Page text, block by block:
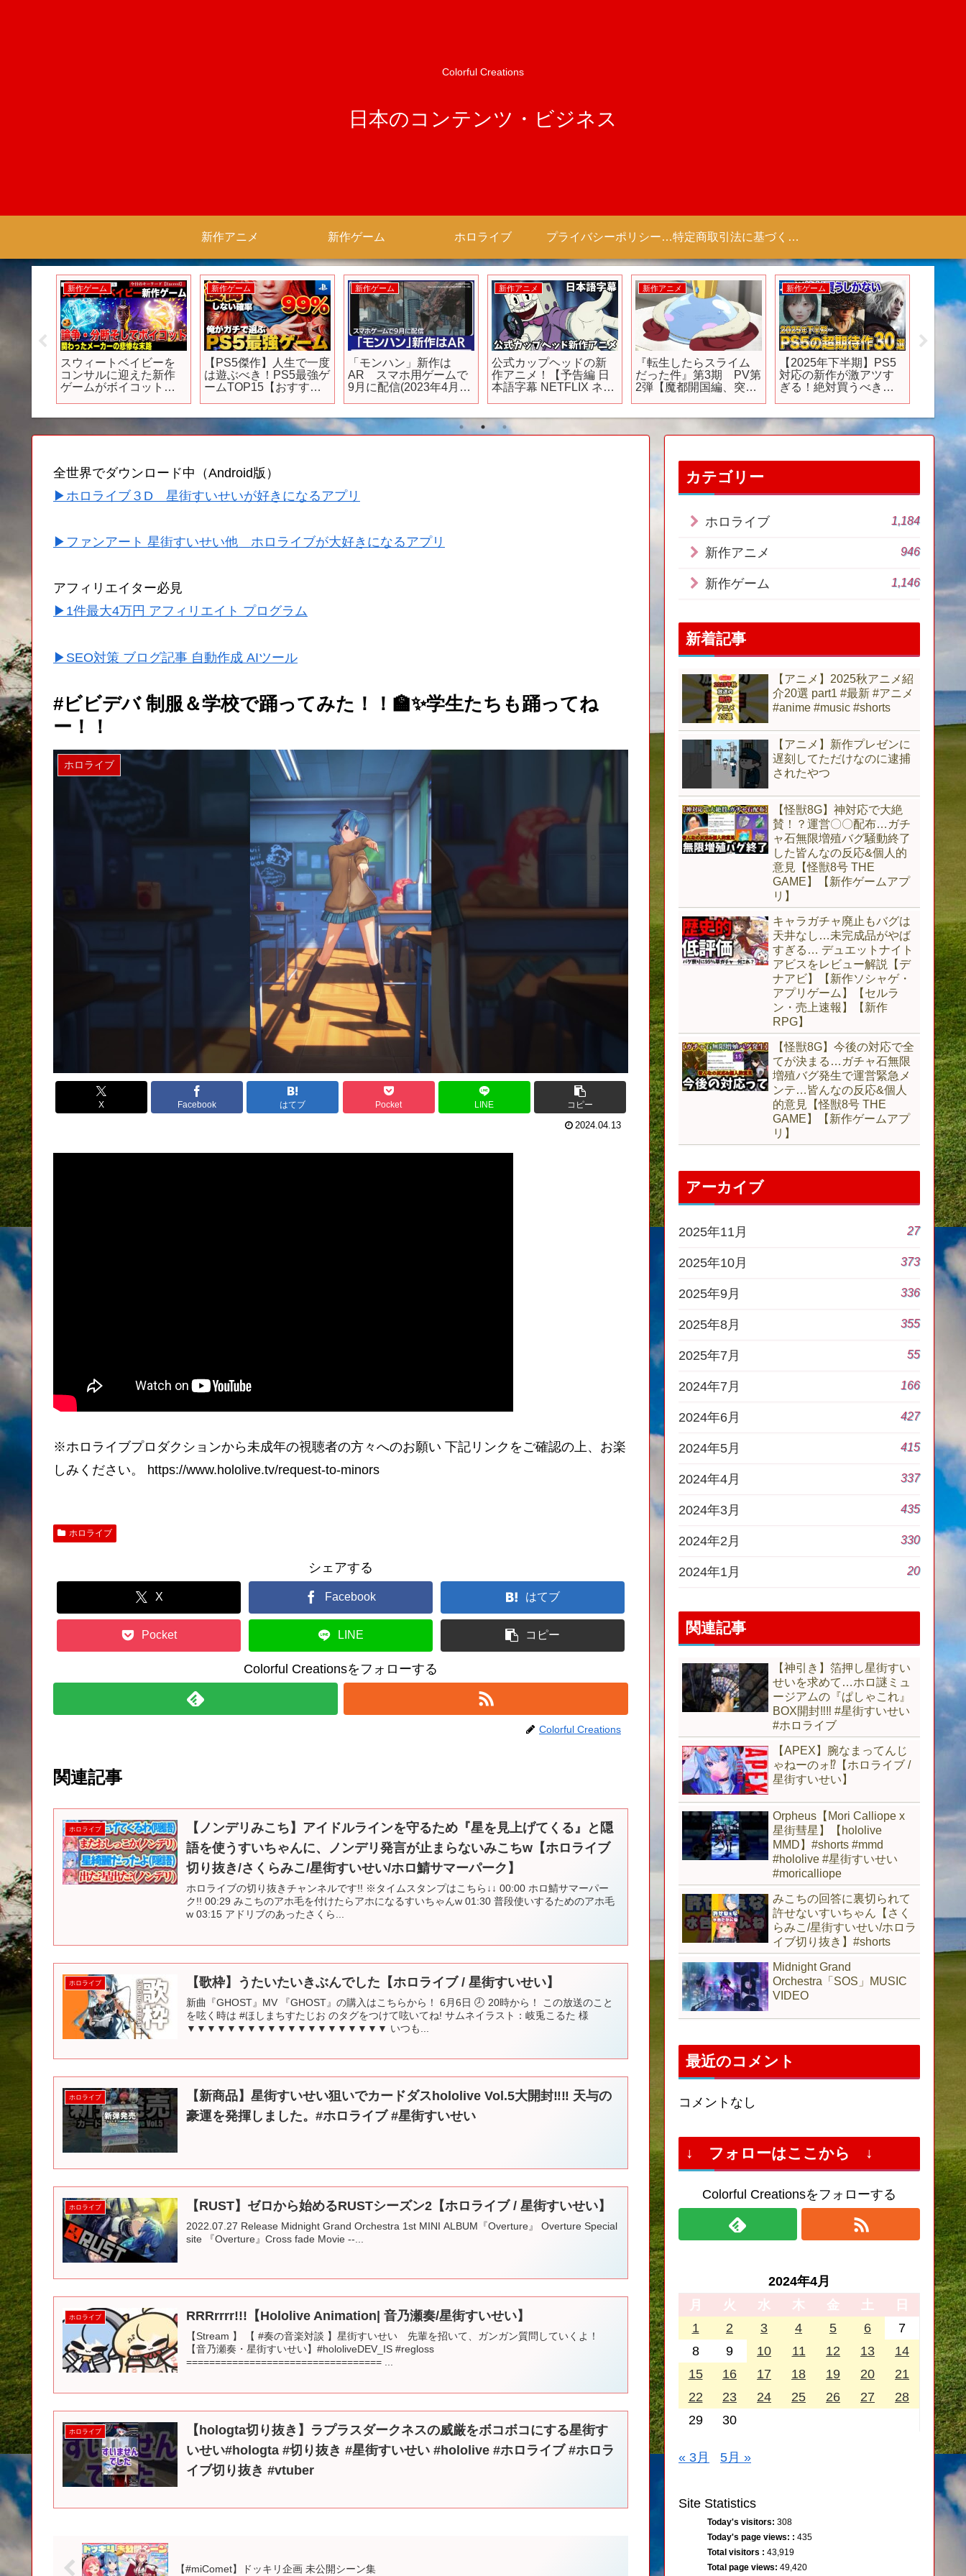
Colorful Creations
日本のコンテンツ・ビジネス
新作アニメ 新作ゲーム ホロライブ プライバシーポリシー 【Colorful Creation】 特定商取引法に基づく表記（商取引に関する開示）
新作ゲーム
スウィートベイビーを
コンサルに迎えた新作
ゲームがボイコットさ
と！過去には残念な最
後を迎えた会社
新作ゲーム
【PS5傑作】人生で一度
は遊ぶべき！PS5最強ゲ
ームTOP15【おすすめ
新作ゲーム
「モンハン」新作は
AR スマホ用ゲームで
9月に配信(2023年4月18
新作アニメ
公式カップヘッドの新
作アニメ！【予告編 日
本語字幕 NETFLIX ネッ
新作アニメ
『転生したらスライム
だった件』第3期 PV第
2弾【魔都開国編、突
新作ゲーム
【2025年下半期】PS5
対応の新作が激アツす
ぎる！絶対買うべき期
【最恐
ム】
全世界でダウンロード中（Android版）
▶ホロライブ３D 星街すいせいが好きになるアプリ
▶ファンアート 星街すいせい他 ホロライブが大好きになるアプリ
アフィリエイター必見
▶1件最大4万円 アフィリエイト プログラム
▶SEO対策 ブログ記事 自動作成 AIツール
#ビビデバ 制服＆学校で踊ってみた！！🏫✨学生たちも踊ってね
ー！！
ホロライブ
X Facebook はてブ Pocket LINE コピー
2024.04.13
※ホロライブプロダクションから未成年の視聴者の方々へのお願い 下記リンクをご確認の上、お楽
しみください。 https://www.hololive.tv/request-to-minors
ホロライブ
シェアする
X Facebook はてブ
Pocket LINE コピー
Colorful Creationsをフォローする
Colorful Creations
関連記事
ホロライブ
【ノンデリみこち】アイドルラインを守るため『星を見上げてくる』と隠
語を使うすいちゃんに、ノンデリ発言が止まらないみこちw【ホロライブ
切り抜き/さくらみこ/星街すいせい/ホロ鯖サマーパーク】
ホロライブの切り抜きチャンネルです!! ※タイムスタンプはこちら↓↓ 00:00 ホロ鯖サマーパー
ク!! 00:29 みこちのアホ毛を付けたらアホになるすいちゃんw 01:30 普段使いするためのアホ毛
w 03:15 アドリブのあったさくら...
ホロライブ 【歌枠】うたいたいきぶんでした【ホロライブ / 星街すいせい】
新曲『GHOST』MV 『GHOST』の購入はこちらから！ 6月6日 🕗 20時から！ この放送のこと
を呟く時は #ほしまちすたじお のタグをつけて呟いてね! サムネイラスト：岐兎こるた 様
▼▼▼▼▼▼▼▼▼▼▼▼▼▼▼▼▼▼▼▼ いつも...
ホロライブ
【新商品】星街すいせい狙いでカードダスhololive Vol.5大開封‼︎‼︎ 天与の
豪運を発揮しました。#ホロライブ #星街すいせい
ホロライブ 【RUST】ゼロから始めるRUSTシーズン2【ホロライブ / 星街すいせい】
2022.07.27 Release Midnight Grand Orchestra 1st MINI ALBUM『Overture』 Overture Special
site 『Overture』Cross fade Movie --...
ホロライブ RRRrrrr!!!【Hololive Animation| 音乃瀬奏/星街すいせい】
【Stream 】 【 #奏の音楽対談 】星街すいせい 先輩を招いて、ガンガン質問していくよ！
【音乃瀬奏・星街すいせい】#hololiveDEV_IS #regloss
================================== ...
ホロライブ
【hologta切り抜き】ラプラスダークネスの威厳をボコボコにする星街す
いせい#hologta #切り抜き #星街すいせい #hololive #ホロライブ #ホロラ
イブ切り抜き #vtuber
【#miComet】ドッキリ企画 未公開シーン集
カテゴリー
ホロライブ 1,184
新作アニメ 946
新作ゲーム 1,146
新着記事
【アニメ】2025秋アニメ紹
介20選 part1 #最新 #アニメ
#anime #music #shorts
【アニメ】新作プレゼンに
遅刻してただけなのに逮捕
されたやつ
【怪獣8G】神対応で大絶
賛！？運営〇〇配布…ガチ
ャ石無限増殖バグ騒動終了
した皆んなの反応&個人的
意見【怪獣8号 THE
GAME】【新作ゲームアプ
リ】
キャラガチャ廃止もバグは
天井なし…未完成品がやば
すぎる… デュエットナイト
アビスをレビュー解説【デ
ナアビ】【新作ソシャゲ・
アプリゲーム】【セルラ
ン・売上速報】【新作
RPG】
【怪獣8G】今後の対応で全
てが決まる…ガチャ石無限
増殖バグ発生で運営緊急メ
ンテ…皆んなの反応&個人
的意見【怪獣8号 THE
GAME】【新作ゲームアプ
リ】
アーカイブ
2025年11月 27
2025年10月 373
2025年9月 336
2025年8月 355
2025年7月 55
2024年7月 166
2024年6月 427
2024年5月 415
2024年4月 337
2024年3月 435
2024年2月 330
2024年1月 20
関連記事
【神引き】箔押し星街すい
せいを求めて…ホロ謎ミュ
ージアムの『ぱしゃこれ』
BOX開封‼︎‼︎ #星街すいせい
#ホロライブ
【APEX】腕なまってんじ
ゃねーのォ⁉【ホロライブ /
星街すいせい】
Orpheus【Mori Calliope x
星街彗星】【hololive
MMD】#shorts #mmd
#hololive #星街すいせい
#moricalliope
みこちの回答に裏切られて
許せないすいちゃん【さく
らみこ/星街すいせい/ホロラ
イブ切り抜き】#shorts
Midnight Grand
Orchestra「SOS」MUSIC
VIDEO
最近のコメント
コメントなし
↓ フォローはここから ↓
Colorful Creationsをフォローする
2024年4月
月
火 水 木 金 土
日
1
2 3 4 5 6
7
8
9 10 11 12 13
14
15
16 17 18 19 20
21
22
23 24 25 26 27
28
29
30
« 3月 5月 »
Site Statistics
Today's visitors: 308
Today's page views: : 435
Total visitors : 43,919
Total page views: 49,420